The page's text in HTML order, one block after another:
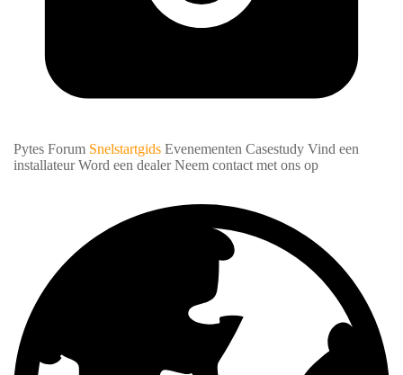
Pytes Forum Snelstartgids Evenementen Casestudy Vind een
installateur Word een dealer Neem contact met ons op